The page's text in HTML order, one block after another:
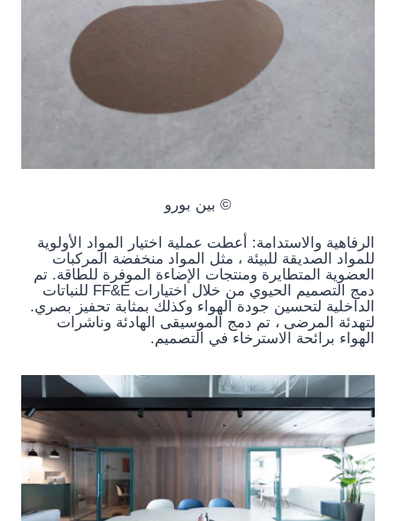
© بين بورو
الرفاهية والاستدامة: أعطت عملية اختيار المواد الأولوية
للمواد الصديقة للبيئة ، مثل المواد منخفضة المركبات
العضوية المتطايرة ومنتجات الإضاءة الموفرة للطاقة. تم
دمج التصميم الحيوي من خلال اختيارات FF&E للنباتات
الداخلية لتحسين جودة الهواء وكذلك بمثابة تحفيز بصري.
لتهدئة المرضى ، تم دمج الموسيقى الهادئة وناشرات
الهواء برائحة الاسترخاء في التصميم.